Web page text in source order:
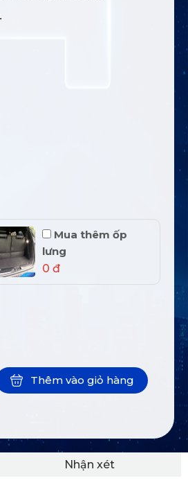
Mua thêm ốp
lưng
0 đ
Thêm vào giỏ hàng
Nhận xét